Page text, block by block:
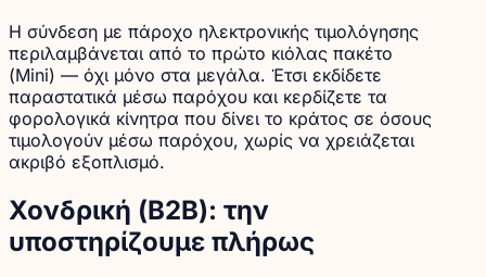
Η σύνδεση με πάροχο ηλεκτρονικής τιμολόγησης
περιλαμβάνεται από το πρώτο κιόλας πακέτο
(Mini) — όχι μόνο στα μεγάλα. Έτσι εκδίδετε
παραστατικά μέσω παρόχου και κερδίζετε τα
φορολογικά κίνητρα που δίνει το κράτος σε όσους
τιμολογούν μέσω παρόχου, χωρίς να χρειάζεται
ακριβό εξοπλισμό.
Χονδρική (B2B): την
υποστηρίζουμε πλήρως